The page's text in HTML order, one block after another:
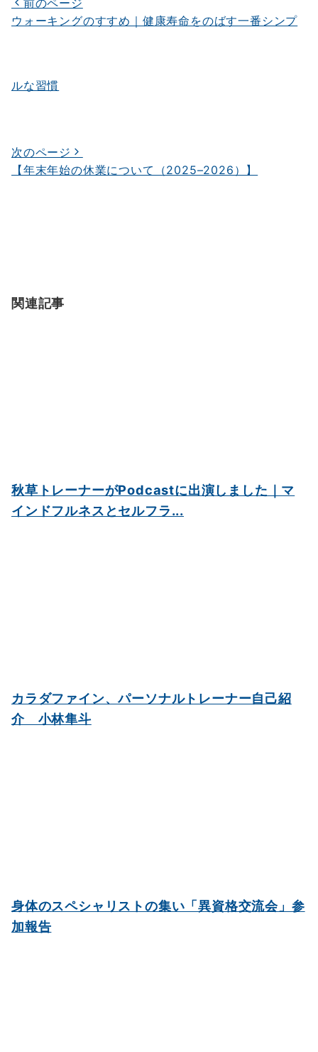
投
稿
ビ
シ
ョ
前のページ
ウォーキングのすすめ｜健康寿命をのばす一番シンプ
ルな習慣
次のページ
【年末年始の休業について（2025–2026）】
関連記事
秋草トレーナーがPodcastに出演しました｜マ
インドフルネスとセルフラ...
カラダファイン、パーソナルトレーナー自己紹
介 小林隼斗
身体のスペシャリストの集い「異資格交流会」参
加報告